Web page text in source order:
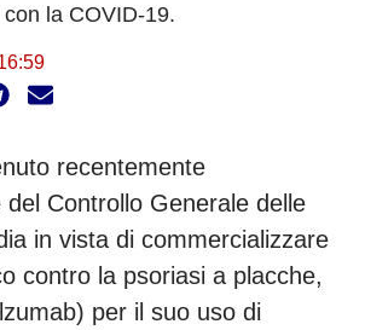
la COVID-19.
recentemente
del Controllo Generale delle
in vista di commercializzare
contro la psoriasi a placche,
per il suo uso di